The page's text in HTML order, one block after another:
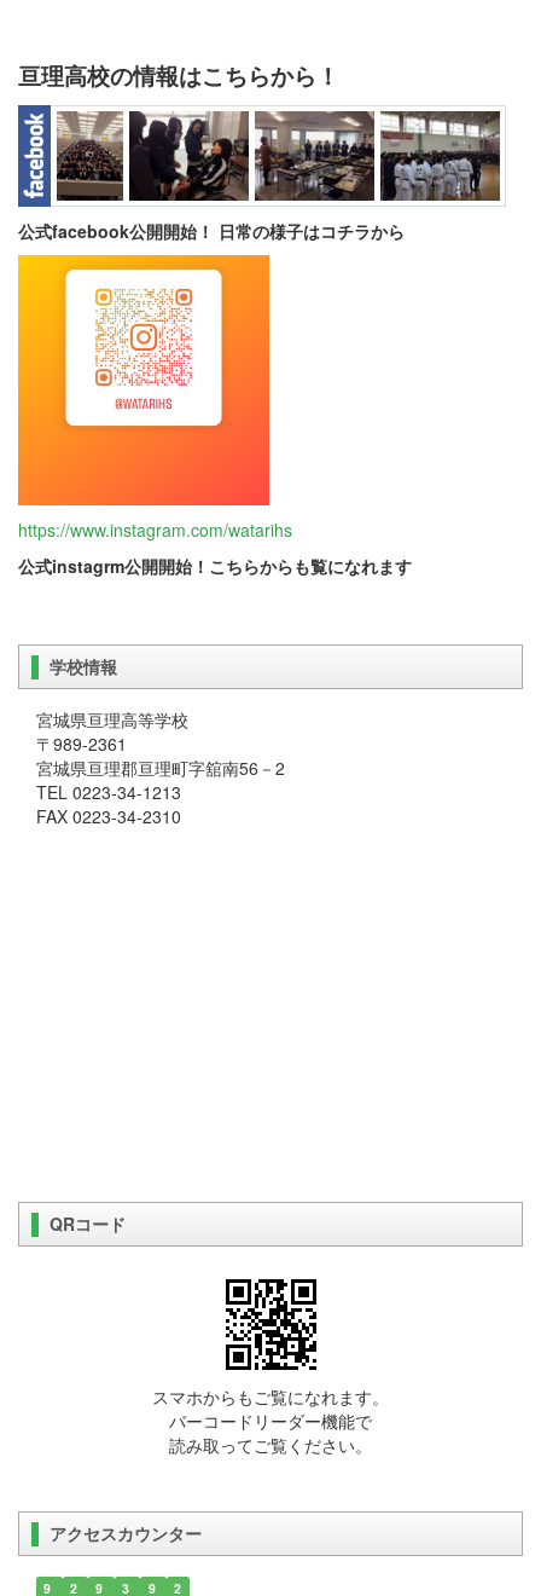
亘理高校の情報はこちらから！
公式facebook公開開始！ 日常の様子はコチラから
https://www.instagram.com/watarihs
公式instagrm公開開始！こちらからも覧になれます
学校情報
宮城県亘理高等学校
〒989-2361
宮城県亘理郡亘理町字舘南56－2
TEL 0223-34-1213
FAX 0223-34-2310
QRコード
スマホからもご覧になれます。
バーコードリーダー機能で
読み取ってご覧ください。
アクセスカウンター
9 2 9 3 9 2